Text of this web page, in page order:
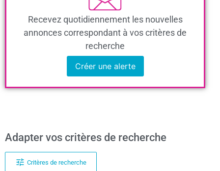
Recevez quotidiennement les nouvelles
annonces correspondant à vos critères de
recherche
Créer une alerte
Adapter vos critères de recherche
Critères de recherche